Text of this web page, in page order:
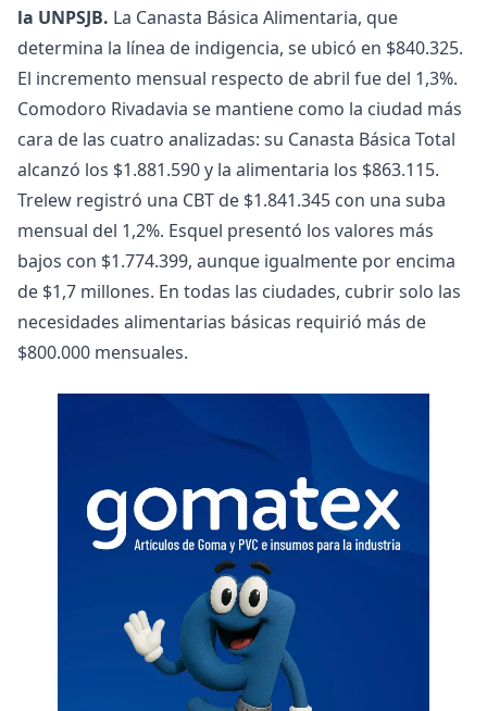
la UNPSJB. La Canasta Básica Alimentaria, que
determina la línea de indigencia, se ubicó en $840.325.
El incremento mensual respecto de abril fue del 1,3%.
Comodoro Rivadavia se mantiene como la ciudad más
cara de las cuatro analizadas: su Canasta Básica Total
alcanzó los $1.881.590 y la alimentaria los $863.115.
Trelew registró una CBT de $1.841.345 con una suba
mensual del 1,2%. Esquel presentó los valores más
bajos con $1.774.399, aunque igualmente por encima
de $1,7 millones. En todas las ciudades, cubrir solo las
necesidades alimentarias básicas requirió más de
$800.000 mensuales.